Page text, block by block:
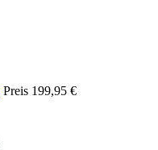
Preis 199,95 €